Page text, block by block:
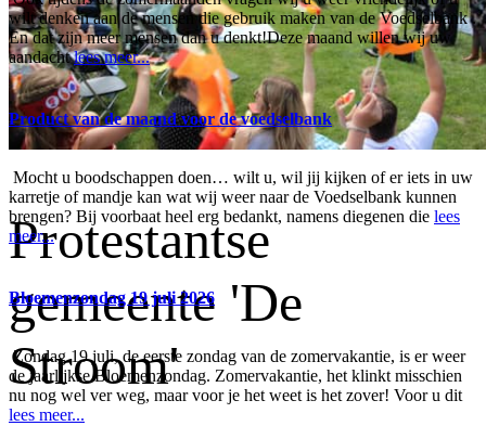
Protestantse
gemeente 'De
Stroom'
wilt denken aan de mensen die gebruik maken van de Voedselbank .
En dat zijn meer mensen dan u denkt!Deze maand willen wij uw
aandachtlees meer...
Product van de maand voor de voedselbank
Mocht u boodschappen doen… wilt u, wil jij kijken of er iets in uw
karretje of mandje kan wat wij weer naar de Voedselbank kunnen
brengen? Bij voorbaat heel erg bedankt, namens diegenen die lees
meer...
Bloemenzondag 19 juli 2026
Zondag 19 juli, de eerste zondag van de zomervakantie, is er weer
de jaarlijkse Bloemenzondag. Zomervakantie, het klinkt misschien
nu nog wel ver weg, maar voor je het weet is het zover! Voor u dit
lees meer...